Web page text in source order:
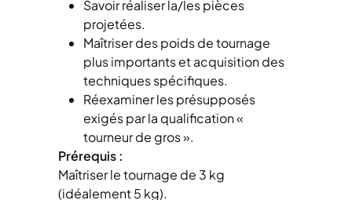
Savoir réaliser la/les pièces
projetées.
Maîtriser des poids de tournage
plus importants et acquisition des
techniques spécifiques.
Réexaminer les présupposés
exigés par la qualification «
tourneur de gros ».
Prérequis :
Maîtriser le tournage de 3 kg
(idéalement 5 kg).